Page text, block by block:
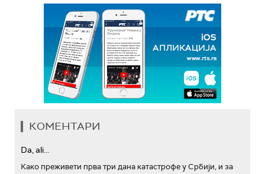
КОМЕНТАРИ
Da, ali...
Како преживети прва три дана катастрофе у Србији, и за